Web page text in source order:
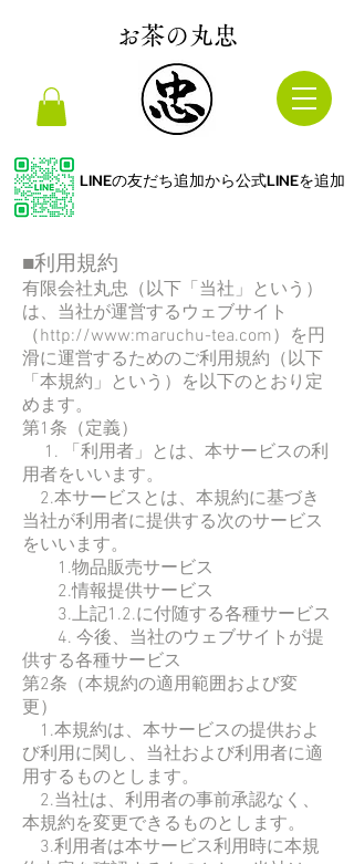
お茶の丸忠
LINEの友だち追加から公式LINEを追加
■利用規約​
有限会社丸忠（以下「当社」という）
は、当社が運営するウェブサイト
（http://www:maruchu-tea.com）を円
滑に運営するためのご利用規約（以下
「本規約」という）を以下のとおり定
めます。
第1条（定義）
1. 「利用者」とは、本サービスの利
用者をいいます。
2.本サービスとは、本規約に基づき
当社が利用者に提供する次のサービス
をいいます。
1.物品販売サービス
2.情報提供サービス
3.上記1.2.に付随する各種サービス
4. 今後、当社のウェブサイトが提
供する各種サービス
第2条（本規約の適用範囲および変
更）
1.本規約は、本サービスの提供およ
び利用に関し、当社および利用者に適
用するものとします。
2.当社は、利用者の事前承認なく、
本規約を変更できるものとします。
3.利用者は本サービス利用時に本規